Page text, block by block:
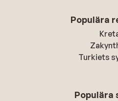
Populära
Turkiets
Populära